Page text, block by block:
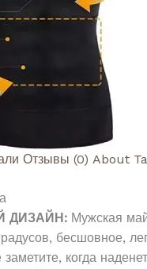
Отзывы (0) About
ДИЗАЙН: Мужская
бесшовное,
когда